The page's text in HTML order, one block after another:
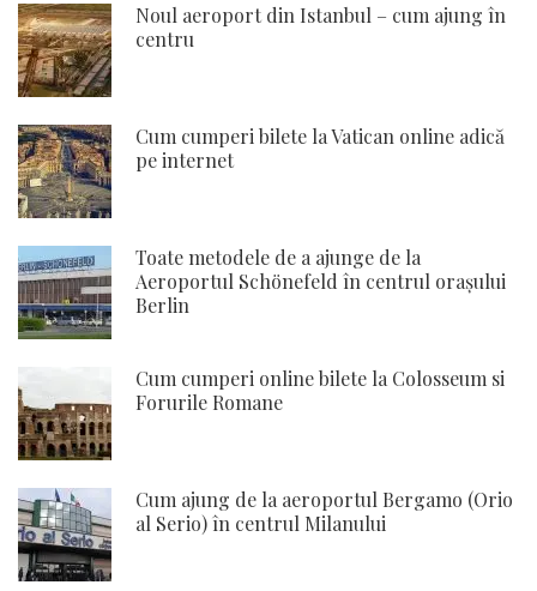
Noul aeroport din Istanbul – cum ajung în
centru
Cum cumperi bilete la Vatican online adică
pe internet
Toate metodele de a ajunge de la
Aeroportul Schönefeld în centrul orașului
Berlin
Cum cumperi online bilete la Colosseum si
Forurile Romane
Cum ajung de la aeroportul Bergamo (Orio
al Serio) în centrul Milanului